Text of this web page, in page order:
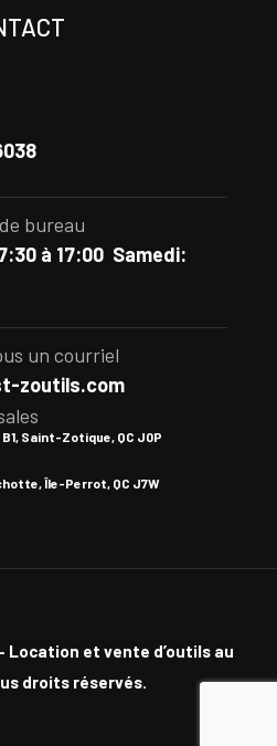
bureau
à 17:00 Samedi:
un courriel
zoutils.com
B1, Saint-Zotique, QC J0P
Île-Perrot, QC J7W
et vente d’outils au
droits réservés.